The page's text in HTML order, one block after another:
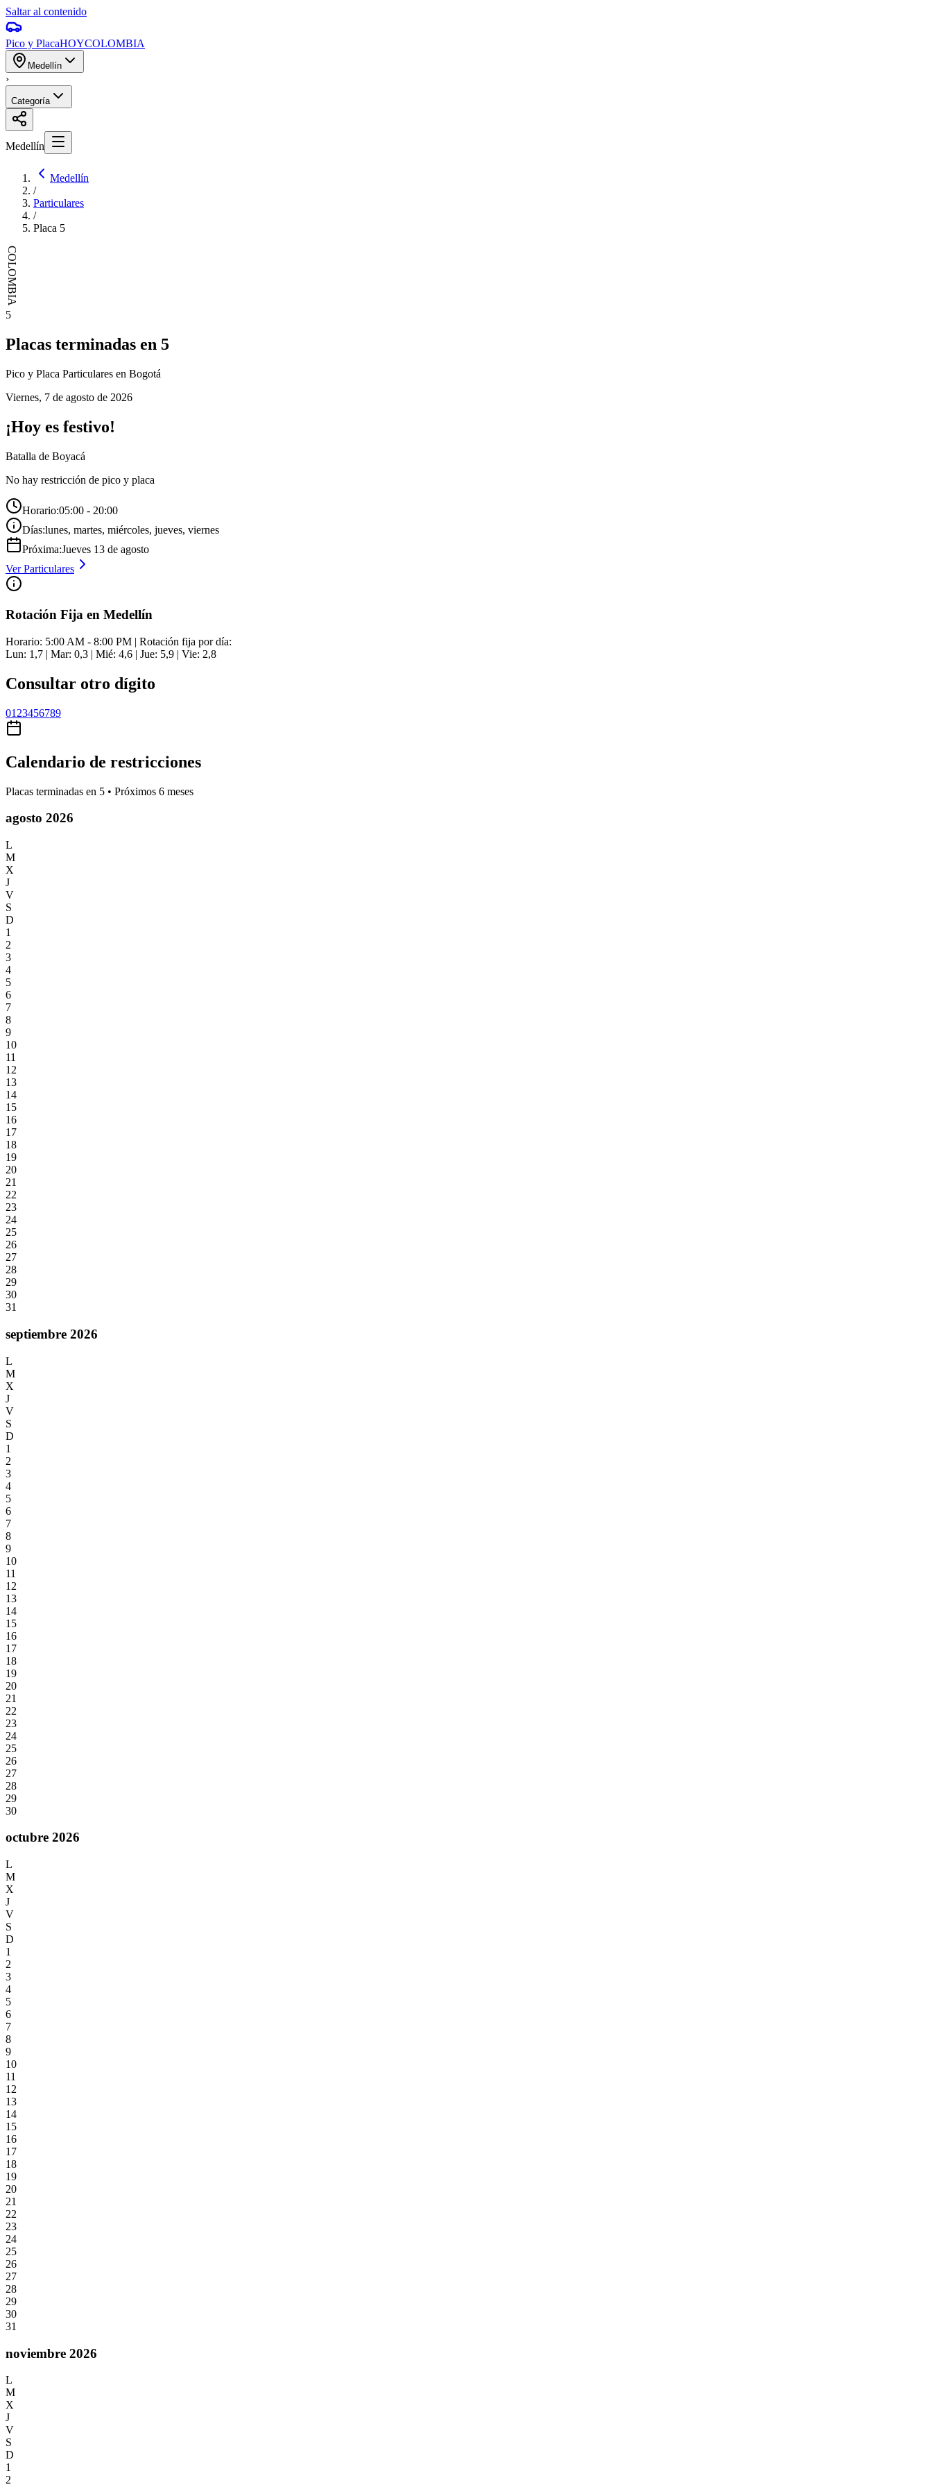
Saltar al contenido
Pico y PlacaHOYCOLOMBIA
Medellín
›
Categoría
Medellín
Medellín
/
Particulares
/
Placa 5
COLOMBIA
5
Placas terminadas en 5
Pico y Placa Particulares en Bogotá
Viernes, 7 de agosto de 2026
¡Hoy es festivo!
Batalla de Boyacá
No hay restricción de pico y placa
Horario:05:00 - 20:00
Días:lunes, martes, miércoles, jueves, viernes
Próxima:Jueves 13 de agosto
VerParticulares
Rotación Fija en Medellín
Horario: 5:00 AM - 8:00 PM | Rotación fija por día:
Lun: 1,7 | Mar: 0,3 | Mié: 4,6 | Jue: 5,9 | Vie: 2,8
Consultar otro dígito
01 23456789
Calendario de restricciones
Placas terminadas en 5 • Próximos 6 meses
agosto 2026
L
M
X
J
V
S
D
1
2
3
4
5
6
7
8
9
10
11
12
13
14
15
16
17
18
19
20
21
22
23
24
25
26
27
28
29
30
31
septiembre 2026
L
M
X
J
V
S
D
1
2
3
4
5
6
7
8
9
10
11
12
13
14
15
16
17
18
19
20
21
22
23
24
25
26
27
28
29
30
octubre 2026
L
M
X
J
V
S
D
1
2
3
4
5
6
7
8
9
10
11
12
13
14
15
16
17
18
19
20
21
22
23
24
25
26
27
28
29
30
31
noviembre 2026
L
M
X
J
V
S
D
1
2